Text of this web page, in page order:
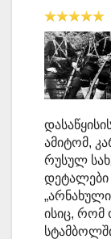
ამიტომ,
რუსულ
ისიც,